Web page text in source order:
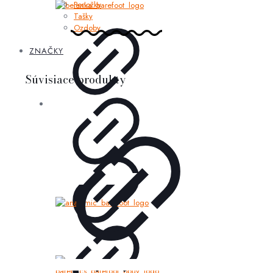
Ponožky
Tašky
Ozdoby
ZNAČKY
Súvisiace produkty